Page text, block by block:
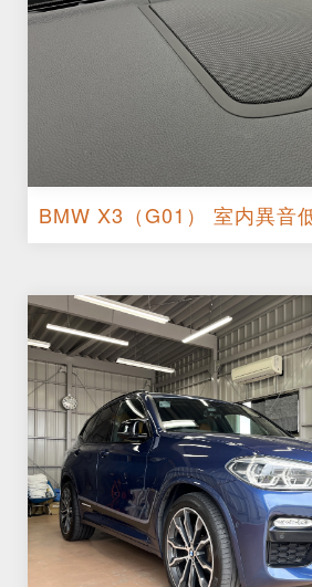
BMW X3（G01） 室内異音